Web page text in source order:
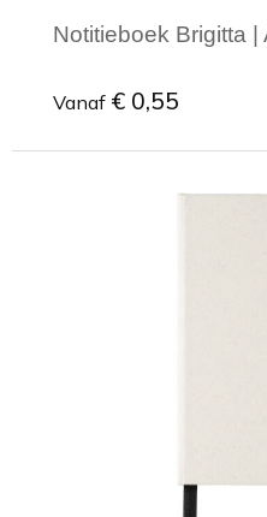
Notitieboek Brigitta |
Vanaf € 0,55